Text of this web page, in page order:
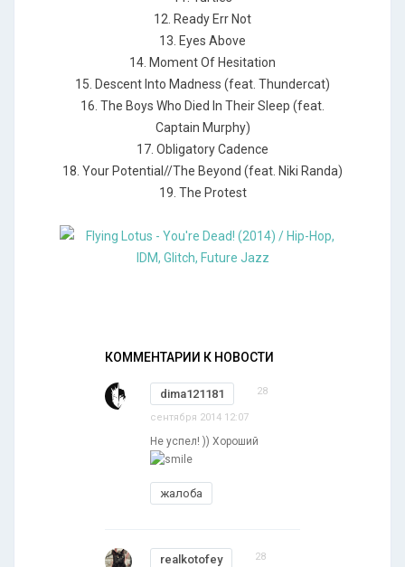
12. Ready Err Not
13. Eyes Above
14. Moment Of Hesitation
15. Descent Into Madness (feat. Thundercat)
16. The Boys Who Died In Their Sleep (feat.
Captain Murphy)
17. Obligatory Cadence
18. Your Potential//The Beyond (feat. Niki Randa)
19. The Protest
КОММЕНТАРИИ К НОВОСТИ
dima121181 28
сентября 2014 12:07
Не успел! )) Хороший
жалоба
realkotofey 28